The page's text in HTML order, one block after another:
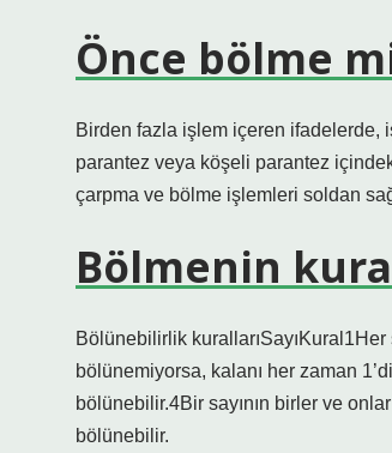
Önce bölme
Birden fazla işlem içeren ifadelerde,
parantez veya köşeli parantez
çarpma ve bölme işlemleri soldan
Bölmenin
Bölünebilirlik kurallarıSayıKural1Her
bölünemiyorsa, kalanı her zaman
bölünebilir.4Bir sayının birler ve
bölünebilir.